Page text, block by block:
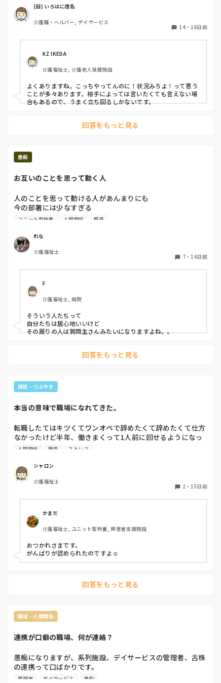
ということで、私が男性利用者の入浴後の更衣をしている
と、仕切りの向こうから『いろはにさん、ちょっと来て」と
言うのですが、『○○さんの更衣をしてていけません』と言
「そっちはいいからこっちに来て」というので渋々、行った
のですが…女性の方の脱衣場には呼びつけた職員以外にも他
に職員が2人いるじゃないですか。
確かにその2人の職員も遊んでるわけではないですが、私も
男性利用者の介助をしてるわけで… 私を呼ばなくてもなん
ちで呼ばれたので 女性利用者の方にいます』と返事をする
と…
「こっち(男性)をやらなきゃダメじゃん」て言われたんで、
『すいません。こっち(男性側)で更衣をやれって言てやって
たんですが、来てくれって言われたから行ったんですが、ど
うしたら良かったんですか』 と言い返したら 、 何の説明も
なく私の前からいなくなっちゃいました。
この入浴の時の話で言うと、とにかく仕切りの向こうに私が
いるってことはどういう状態かも把握せず、単に自分の用事
をして欲しいために自分の思ったことだけを口にする職員が
多すぎ。
そんなことやってんだから、 あっちも中途半端、こっちも
中途半端になって、入浴後、更衣をして脱衣場を空けるのに
(旧) いろはに改名
介護職・ヘルパー, デイサービス
14・ 16日前
KZ IKEDA
介護福祉士, 介護老人保健施設
よくありますね。こっちやってんのに！状況みろよ！って思う
ことが多々あります。相手によっては言いたくても言えない場
合もあるので、うまく立ち回るしかないです。
回答をもっと見る
愚痴
お互いのことを思って動く人
人のことを思って動ける人があんまりにも
今の部署には少なすぎる
上がそういう人を作らんかったのが悪いけど
そういうことができる人ばっかりしんどくなって
それをたまにやらんかったら咎められる
めんどくさいなー、巻き込まれたくない
ユニット型特養 人間関係 職員
れな
介護福祉士
7・ 14日前
F
介護福祉士, 病院
そういう人たちって
自分たちは居心地いいけど
その周りの人は質問主さんみたいになりますよね。。
回答をもっと見る
雑談・つぶやき
本当の意味で職場になれてきた。
転職したてはキツくてワンオペで辞めたくて辞めたくて仕方
なかったけど半年、働きまくって1人前に回せるようになっ
たって自負してる。上司にも意見できるし、相談もされるよ
員の報連相はみんな飲み込み早いし、申し送りもノートやパ
ソコンではなく、目に付くボードにメモや情報がガッチリ記
載されてるから、ものすごくストレスなく頭にはいる。ま
難しいのもあるけど、雑多ながらに上手く機能してると思
う。さあ!今日も頑張ろう!
人間関係 職員 ストレス
シャロン
介護福祉士
2 ・ 15日前
かまだ
介護福祉士, ユニット型特養, 障害者支援施設
おつかれさまです。
がんばりが認められたのですよ☺️
回答をもっと見る
職場・人間関係
連携が口癖の職場、何が連絡？
愚痴になりますが、系列施設、デイサービスの管理者、古株
の連携って口ばかりです。
結局、自分達が知らない事があれば連携出来てない！誰々に
管理者 デイサービス 愚痴